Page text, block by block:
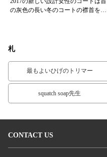
の灰色の長い冬のコートの襟首をつ
札
最もよいひげのトリマー
squatch soap先生
CONTACT US